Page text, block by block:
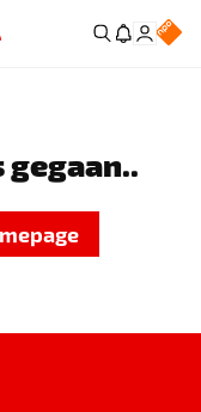
gegaan..